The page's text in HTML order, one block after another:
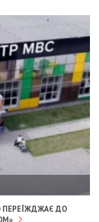
ПЕРЕЇЖДЖАЄ ДО